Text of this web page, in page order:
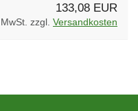
133,08 EUR
zzgl. Versandkosten